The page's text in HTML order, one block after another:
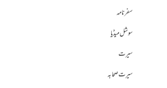
سفرنامہ
سوشل میڈیا
سیرت
سیرت صحابہ